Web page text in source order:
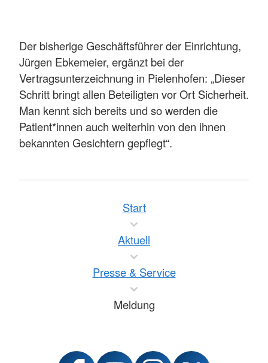
Der bisherige Geschäftsführer der Einrichtung,
Jürgen Ebkemeier, ergänzt bei der
Vertragsunterzeichnung in Pielenhofen: „Dieser
Schritt bringt allen Beteiligten vor Ort Sicherheit.
Man kennt sich bereits und so werden die
Patient*innen auch weiterhin von den ihnen
bekannten Gesichtern gepflegt“.
Start
Aktuell
Presse & Service
Meldung